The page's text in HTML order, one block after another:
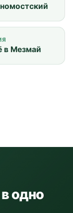
в Мезмай
одно